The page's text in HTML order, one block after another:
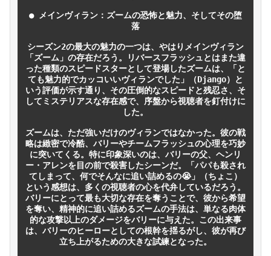
● メインヴィラン：ズームの恐怖と魅力、そしてその堕
落
シーズン2の最大の魅力の一つは、やはりメインヴィラン
「ズーム」の存在だろう。リバースフラッシュとはまた違
った種類のスピードスターとして登場したズームは、「と
ても魅力的でカッコいいヴィランでした」（Django）と
いう評価が示す通り、その圧倒的なスピードと残忍さ、そ
してミステリアスな存在感で、序盤から視聴者を釘付けに
した。
ズームは、ただ強いだけのヴィランではなかった。彼の戦
略は緻密で冷酷、バリーやチームフラッシュの心理を巧妙
に突いてくる。特に印象深いのは、バリーの父、ヘンリ
ー・アレンを目の前で殺害したシーンだ。「パパも殺され
てしまって、何でそんなに追い詰めるの😭」（ちょこ）
という感想は、多くの視聴者の心を代弁しているだろう。
バリーにとって最も大切な存在を奪うことで、彼から希望
を奪い、精神的に追い詰めるズームの手法は、単なる肉体
的な攻撃以上のダメージをバリーに与えた。この出来事
は、バリーのヒーローとしての根幹を揺るがし、彼が再び
立ち上がるための大きな試練となった。